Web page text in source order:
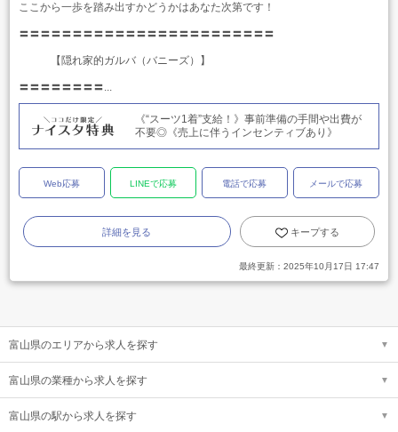
ここから一歩を踏み出すかどうかはあなた次第です！
〓〓〓〓〓〓〓〓〓〓〓〓〓〓〓〓〓〓〓〓〓〓〓〓
【隠れ家的ガルバ（バニーズ）】
〓〓〓〓〓〓〓〓...
《“スーツ1着”支給！》事前準備の手間や出費が
不要◎《売上に伴うインセンティブあり》
Web応募 LINEで応募 電話で応募 メールで応募
詳細を見る キープする
最終更新： 2025年10月17日 17:47
富山県のエリアから求人を探す
富山県の業種から求人を探す
富山県の駅から求人を探す